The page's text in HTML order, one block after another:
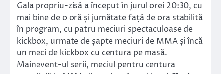
Gala propriu-zisă a început în jurul orei 20:30, cu
mai bine de o oră și jumătate față de ora stabilită
în program, cu patru meciuri spectaculoase de
kickbox, urmate de șapte meciuri de MMA și încă
un meci de kickbox cu centura pe masă.
Mainevent-ul serii, meciul pentru centura